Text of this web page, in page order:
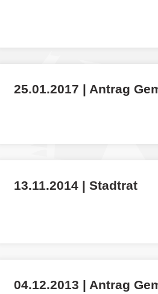
25.01.2017 | Antrag
13.11.2014 | Stadtrat
04.12.2013 | Antrag